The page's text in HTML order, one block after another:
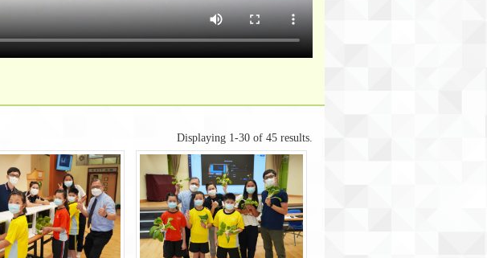
Displaying 1-30 of 45 results.